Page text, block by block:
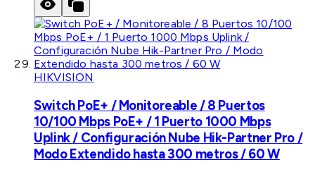
HIKVISION
Switch PoE+ / Monitoreable / 8 Puertos
10/100 Mbps PoE+ / 1 Puerto 1000 Mbps
Uplink / Configuración Nube Hik-Partner Pro /
Modo Extendido hasta 300 metros / 60 W